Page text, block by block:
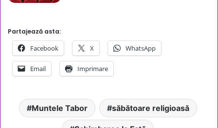
Partajează asta:
Facebook X WhatsApp
Email Imprimare
Muntele Tabor săbătoare religioasă